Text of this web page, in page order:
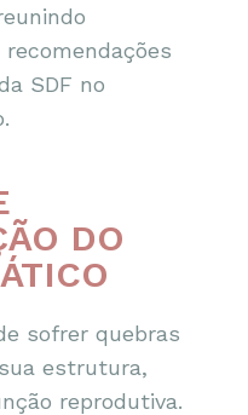
SDF no
DO
sofrer quebras
estrutura,
reprodutiva.